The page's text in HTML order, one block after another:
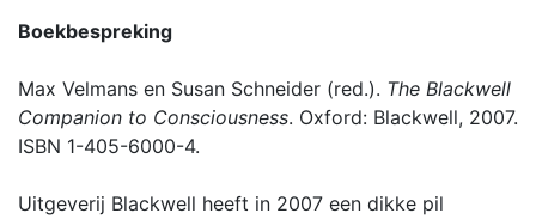
Boekbespreking
Max Velmans en Susan Schneider (red.). The Blackwell
Companion to Consciousness. Oxford: Blackwell, 2007.
ISBN 1-405-6000-4.
Uitgeverij Blackwell heeft in 2007 een dikke pil